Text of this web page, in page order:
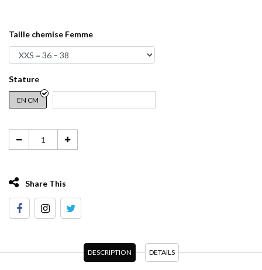
Taille chemise Femme
Stature
EN CM
Share This
DESCRIPTION DETAILS